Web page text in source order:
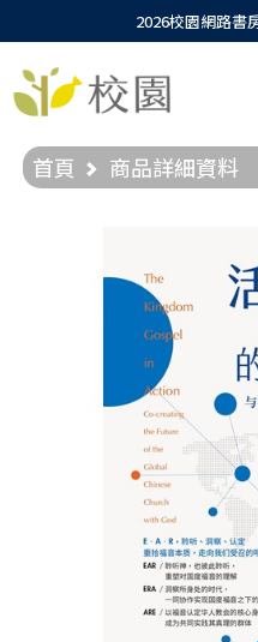
2026校園網路書
首頁 商品詳細資料